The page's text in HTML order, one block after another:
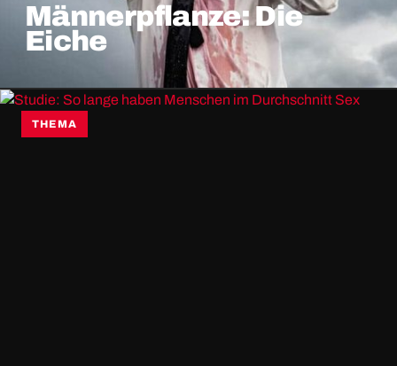
Männerpflanze: Die
Eiche
THEMA